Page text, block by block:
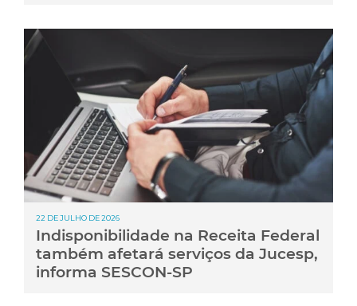
22 DE JULHO DE 2026
Indisponibilidade na Receita Federal
também afetará serviços da Jucesp,
informa SESCON-SP